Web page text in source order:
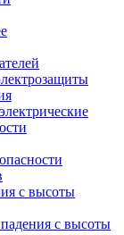
с высоты
с высоты